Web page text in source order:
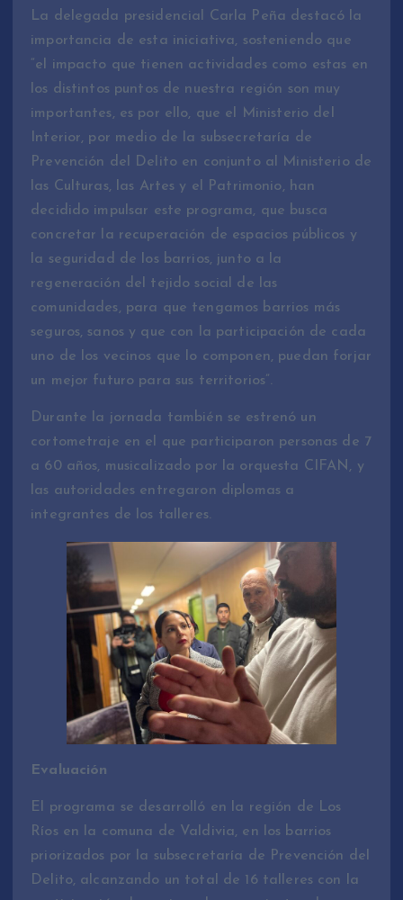
La delegada presidencial Carla Peña destacó la
importancia de esta iniciativa, sosteniendo que
“el impacto que tienen actividades como estas en
los distintos puntos de nuestra región son muy
importantes, es por ello, que el Ministerio del
Interior, por medio de la subsecretaría de
Prevención del Delito en conjunto al Ministerio de
las Culturas, las Artes y el Patrimonio, han
decidido impulsar este programa, que busca
concretar la recuperación de espacios públicos y
la seguridad de los barrios, junto a la
regeneración del tejido social de las
comunidades, para que tengamos barrios más
seguros, sanos y que con la participación de cada
uno de los vecinos que lo componen, puedan forjar
un mejor futuro para sus territorios”.
Durante la jornada también se estrenó un
cortometraje en el que participaron personas de 7
a 60 años, musicalizado por la orquesta CIFAN, y
las autoridades entregaron diplomas a
integrantes de los talleres.
Evaluación
El programa se desarrolló en la región de Los
Ríos en la comuna de Valdivia, en los barrios
priorizados por la subsecretaría de Prevención del
Delito, alcanzando un total de 16 talleres con la